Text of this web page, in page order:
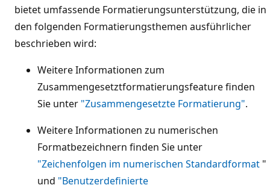
bietet umfassende Formatierungsunterstützung, die in
den folgenden Formatierungsthemen ausführlicher
beschrieben wird:
Weitere Informationen zum
Zusammengesetztformatierungsfeature finden
Sie unter "Zusammengesetzte Formatierung".
Weitere Informationen zu numerischen
Formatbezeichnern finden Sie unter
"Zeichenfolgen im numerischen Standardformat "
und "Benutzerdefinierte